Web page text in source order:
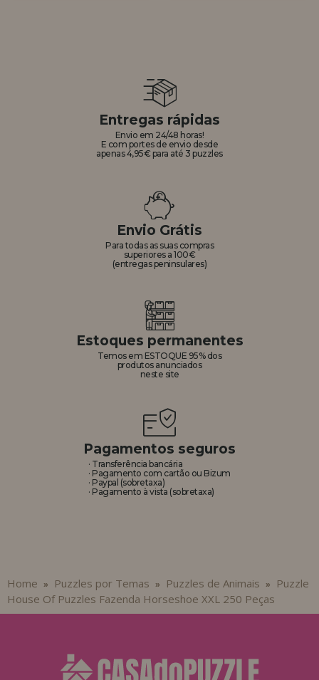
Entregas rápidas
Envio em 24/48 horas!
E com portes de envio desde
apenas 4,95€ para até 3 puzzles
Envio Grátis
Para todas as suas compras
superiores a 100€
(entregas peninsulares)
Estoques permanentes
Temos em ESTOQUE 95% dos
produtos anunciados
neste site
Pagamentos seguros
· Transferência bancária
· Pagamento com cartão ou Bizum
· Paypal (sobretaxa)
· Pagamento à vista (sobretaxa)
Home » Puzzles por Temas » Puzzles de Animais »
Puzzle
House Of Puzzles Fazenda Horseshoe XXL 250 Peças